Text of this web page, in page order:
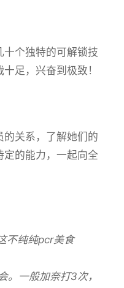
个独特的可解锁技
足，兴奋到极致！
关系，了解她们的
的能力，一起向全
不纯纯pcr美食
。一般加奈打3次，